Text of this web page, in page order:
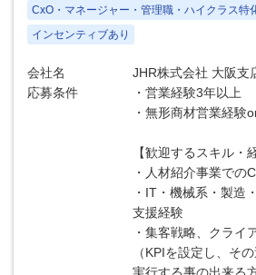
CxO・マネージャー・管理職・ハイクラス特
インセンティブあり
会社名
JHR株式会社 大阪支
応募条件
・営業経験3年以上
・無形商材営業経験
【歓迎するスキル・
・人材紹介事業での
・IT・機械系・製造
支援経験
・集客戦略、クライ
（KPIを設定し、そ